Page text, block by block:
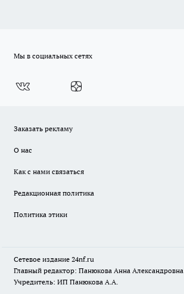
Мы в социальных сетях
Заказать рекламу
О нас
Как с нами связаться
Редакционная политика
Политика этики
Сетевое издание 24nf.ru
Главный редактор: Панюкова Анна Александровна
Учредитель: ИП Панюкова А.А.